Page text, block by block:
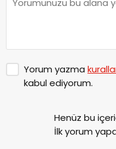
Yorum yazma
kabul ediyorum.
Henüz bu
İlk yorum